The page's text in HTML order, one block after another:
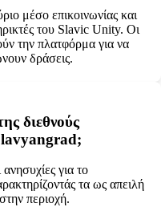
μέσο επικοινωνίας και
του Slavic Unity. Οι
την πλατφόρμα για να
δράσεις.
διεθνούς
για το
τα ως απειλή
περιοχή.